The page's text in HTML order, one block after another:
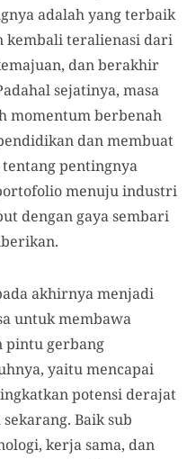
adalah yang terbaik
kembali teralienasi dari
dan berakhir
sejatinya, masa
momentum berbenah
dan membuat
pentingnya
menuju industri
dengan gaya sembari
akhirnya menjadi
untuk membawa
pintu gerbang
yaitu mencapai
potensi derajat
Baik sub
kerja sama, dan